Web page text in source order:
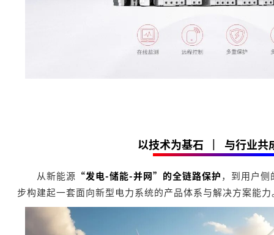
以技术为基石 与行业共
从新能源 “发电-储能-并网”的全链路保护 ，到用户侧
步构建起一套面向新型电力系统的产品体系与解决方案能力